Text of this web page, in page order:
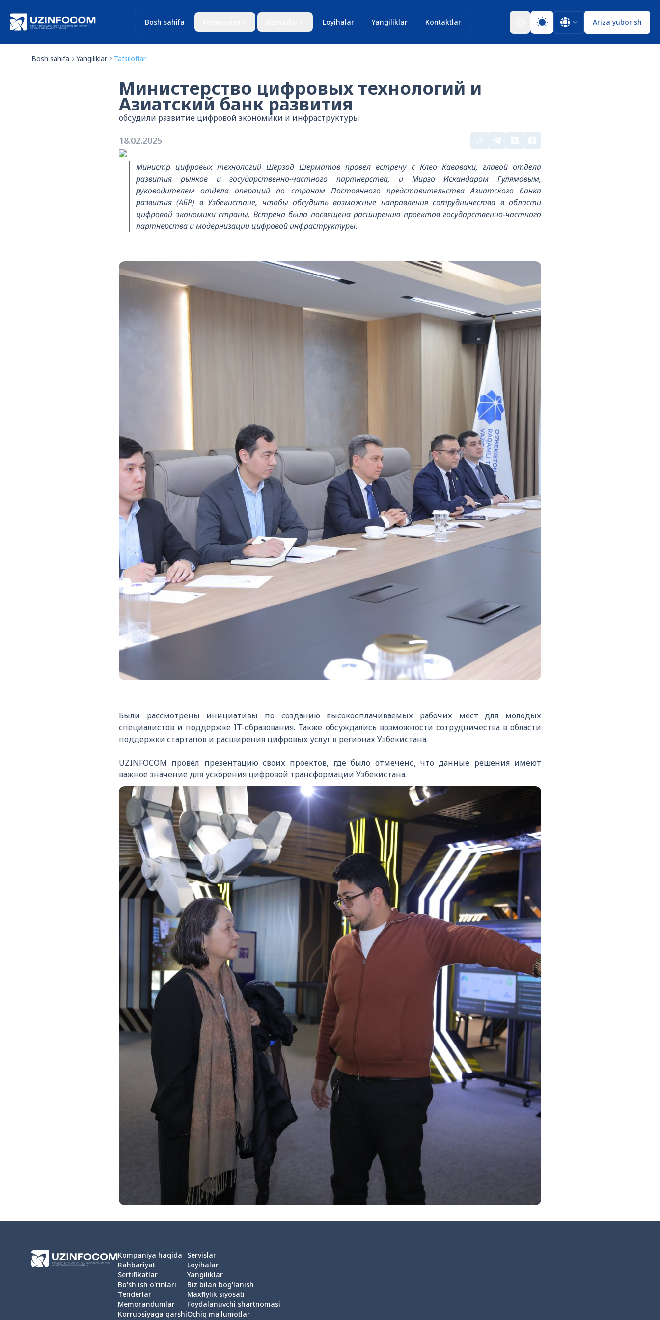
Bosh sahifa Loyihalar Yangiliklar Kontaktlar Ariza yuborish
Bosh sahifa Yangiliklar Tafsilotlar
Министерство цифровых технологий и
Азиатский банк развития
обсудили развитие цифровой экономики и инфраструктуры
18.02.2025
Министр цифровых технологий Шерзод Шерматов провел встречу с Клео Кававаки, главой отдела
развития рынков и государственно-частного партнерства, и Мирзо Искандаром Гулямовым,
руководителем отдела операций по странам Постоянного представительства Азиатского банка
развития (АБР) в Узбекистане, чтобы обсудить возможные направления сотрудничества в области
цифровой экономики страны. Встреча была посвящена расширению проектов государственно-частного
партнерства и модернизации цифровой инфраструктуры.
Были рассмотрены инициативы по созданию высокооплачиваемых рабочих мест для молодых
специалистов и поддержке IT-образования. Также обсуждались возможности сотрудничества в области
поддержки стартапов и расширения цифровых услуг в регионах Узбекистана.
UZINFOCOM провёл презентацию своих проектов, где было отмечено, что данные решения имеют
важное значение для ускорения цифровой трансформации Узбекистана.
Kompaniya haqida
Rahbariyat
Sertifikatlar
Bo'sh ish o'rinlari
Tenderlar
Memorandumlar
Korrupsiyaga qarshi
Servislar
Loyihalar
Yangiliklar
Biz bilan bog'lanish
Maxfiylik siyosati
Foydalanuvchi shartnomasi
Ochiq ma’lumotlar